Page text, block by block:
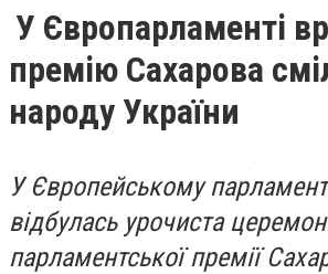
У Європарламенті
премію Сахарова
народу України
У Європейському
відбулась урочиста
парламентської премії